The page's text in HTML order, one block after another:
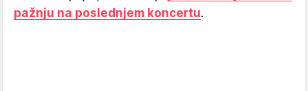
pažnju na poslednjem koncertu.